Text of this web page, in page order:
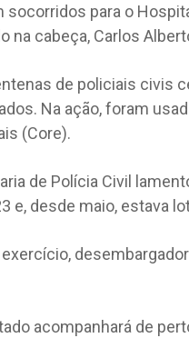
socorridos para o
na cabeça, Carlos
de policiais civis
Na ação, foram
(Core).
de Polícia Civil
e, desde maio, estava
acompanhará de